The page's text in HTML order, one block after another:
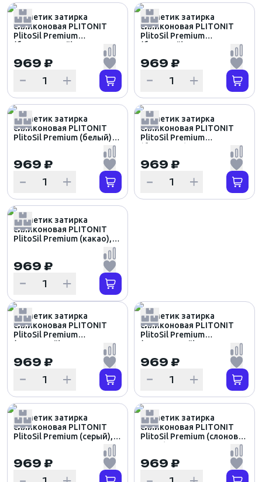
Герметик затирка
силиконовая PLITONIT
PlitoSil Premium
(базальтовый), 310мл
969 ₽
Герметик затирка
силиконовая PLITONIT
PlitoSil Premium
(бежевый), 310мл
969 ₽
Герметик затирка
силиконовая PLITONIT
PlitoSil Premium (белый),
969 ₽
Герметик затирка
силиконовая PLITONIT
PlitoSil Premium
969 ₽
Герметик затирка
силиконовая PLITONIT
PlitoSil Premium (какао),
969 ₽
Герметик затирка
силиконовая PLITONIT
PlitoSil Premium
(кремовый), 310мл
969 ₽
Герметик затирка
силиконовая PLITONIT
PlitoSil Premium
(прозрачный), 310мл
969 ₽
Герметик затирка
силиконовая PLITONIT
PlitoSil Premium (серый),
969 ₽
Герметик затирка
силиконовая PLITONIT
PlitoSil Premium (слоновая
кость), 310мл
969 ₽